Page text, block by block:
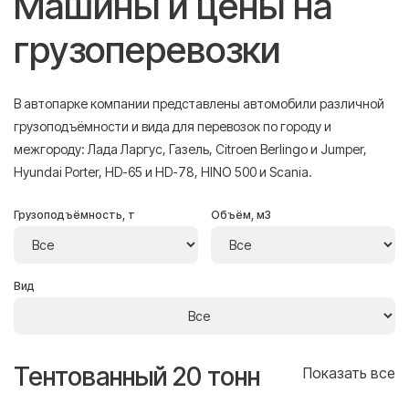
грузоперевозки
В автопарке компании представлены автомобили различной
грузоподъёмности и вида для перевозок по городу и
межгороду: Лада Ларгус, Газель, Citroen Berlingo и Jumper,
Hyundai Porter, HD-65 и HD-78, HINO 500 и Scania.
Грузоподъёмность, т Объём, м3
Вид
Тентованный 20 тонн Показать все